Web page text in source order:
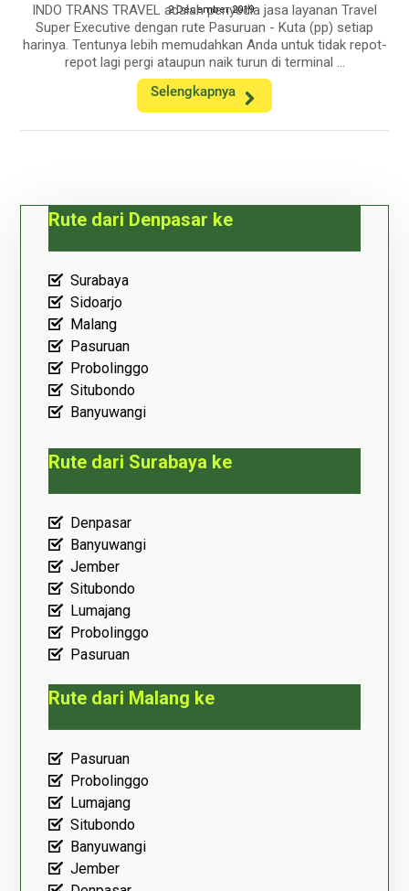
2 December 2019
INDO TRANS TRAVEL adalah penyedia jasa layanan Travel
Super Executive dengan rute Pasuruan - Kuta (pp) setiap
harinya. Tentunya lebih memudahkan Anda untuk tidak repot-
repot lagi pergi ataupun naik turun di terminal ...
Selengkapnya
Rute dari Denpasar ke
Surabaya
Sidoarjo
Malang
Pasuruan
Probolinggo
Situbondo
Banyuwangi
Rute dari Surabaya ke
Denpasar
Banyuwangi
Jember
Situbondo
Lumajang
Probolinggo
Pasuruan
Rute dari Malang ke
Pasuruan
Probolinggo
Lumajang
Situbondo
Banyuwangi
Jember